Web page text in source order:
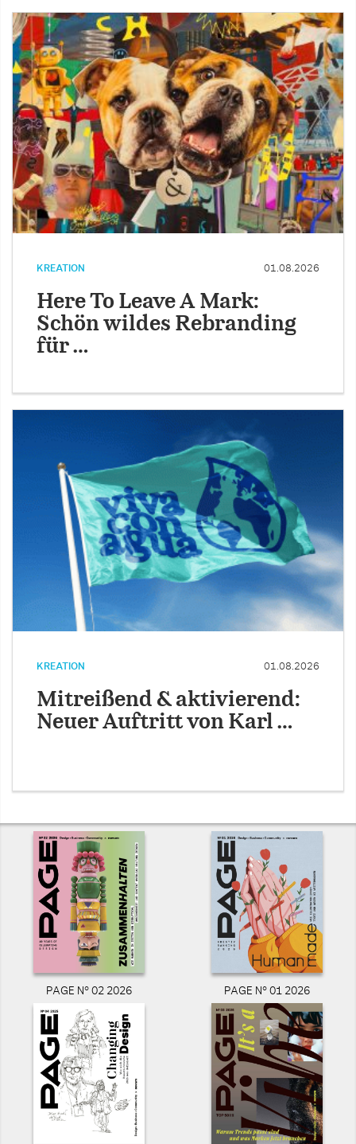
KREATION 01.08.2026
Here To Leave A Mark:
Schön wildes Rebranding
für …
KREATION 01.08.2026
Mitreißend & aktivierend:
Neuer Auftritt von Karl …
PAGE N° 02 2026 PAGE N° 01 2026